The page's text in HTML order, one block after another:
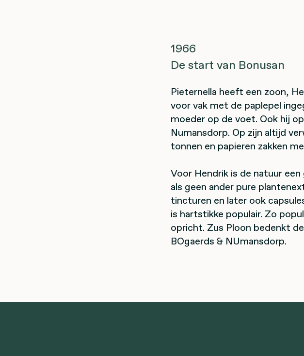
1966
De start van Bonusan
Pieternella heeft een zoon,
voor vak met de paplepel
moeder op de voet. Ook hij
Numansdorp. Op zijn altijd
tonnen en papieren zakken
Voor Hendrik is de natuur
als geen ander pure
tincturen en later ook
is hartstikke populair. Zo
opricht. Zus Ploon bedenkt
BOgaerds & NUmansdorp.